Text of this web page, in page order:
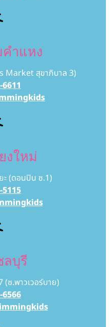
ำแหง
Market สุขาภิบาล 3)
6611
งใหม่
(ดอนปิน ซ.1)
5115
ลบุรี
ซ.พาวเวอร์บาย)
6566